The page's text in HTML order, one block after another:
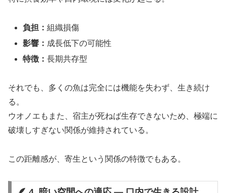
負担：組織損傷
影響： 成長低下の可能性
特徴：長期共存型
それでも、多くの魚は完全には機能を失わず、生き続け
る。
ウオノエもまた、宿主が死ねば生存できないため、極端に
破壊しすぎない関係が維持されている。
この距離感が、寄生という関係の特徴でもある。